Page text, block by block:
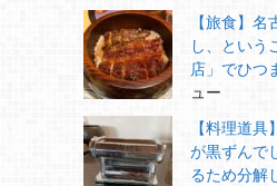
【旅食】
し、という
店」でひつ
ュー
【料理道
が黒ずんで
るため分解